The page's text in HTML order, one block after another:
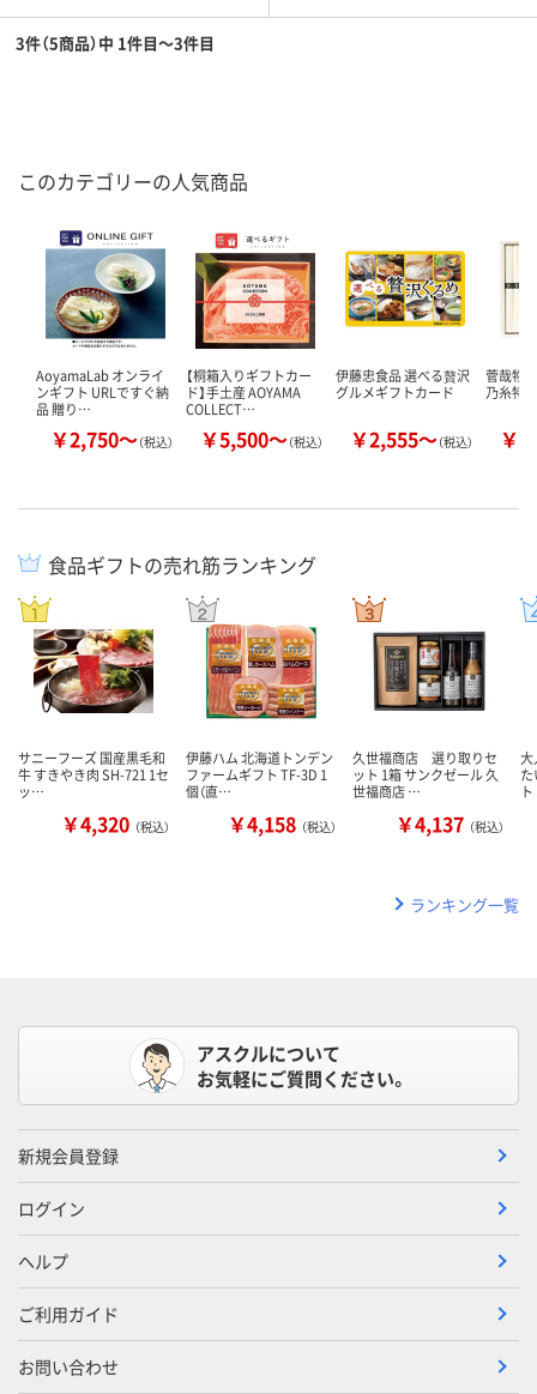
3件（5商品）中 1件目～3件目
このカテゴリーの人気商品
AoyamaLab オンライ
ンギフト URLですぐ納
品 贈り…
￥2,750～（税込）
【桐箱入りギフトカー
ド】手土産 AOYAMA
COLLECT…
￥5,500～（税込）
伊藤忠食品 選べる贅沢
グルメギフトカード
￥2,555～（税込）
菅哉物
乃糸特
￥
食品ギフトの売れ筋ランキング
サニーフーズ 国産黒毛和
牛 すきやき肉 SH-721 1セ
ッ…
￥4,320 （税込）
伊藤ハム 北海道トンデン
ファームギフト TF-3D 1
個（直…
￥4,158 （税込）
久世福商店 選り取りセ
ット 1箱 サンクゼール 久
世福商店 …
￥4,137 （税込）
大
ランキング一覧
アスクルについて
お気軽にご質問ください。
新規会員登録
ログイン
ヘルプ
ご利用ガイド
お問い合わせ